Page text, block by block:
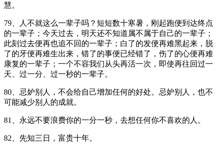
慧。
79、人不就这么一辈子吗？短短数十寒暑，刚起跑便到达终点
的一辈子；今天过去，明天还不知道属不属于自己的一辈子；
此刻过去便再也追不回的一辈子；白了的发便再难黑起来，脱
了的牙便再难生出来，错了的事便已经错了，伤了的心便再难
康复的一辈子；一个不容我们从头再活一次，即使再往回过一
天、过一分、过一秒的一辈子。
80、忌妒别人，不会给自己增加任何的好处。忌妒别人，也不
可能减少别人的成就。
81、永远不要浪费你的一分一秒，去想任何你不喜欢的人。
82、先知三日，富贵十年。